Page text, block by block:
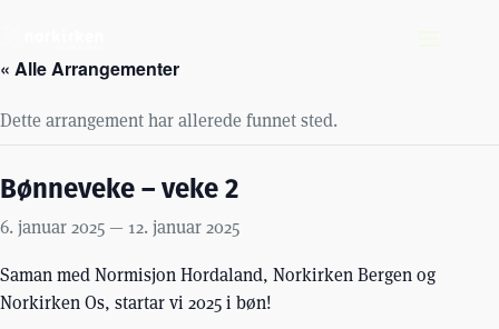
innholdet
« Alle Arrangementer
Dette arrangement har allerede funnet sted.
Bønneveke – veke 2
6. januar 2025 — 12. januar 2025
Saman med Normisjon Hordaland, Norkirken Bergen og
Norkirken Os, startar vi 2025 i bøn!